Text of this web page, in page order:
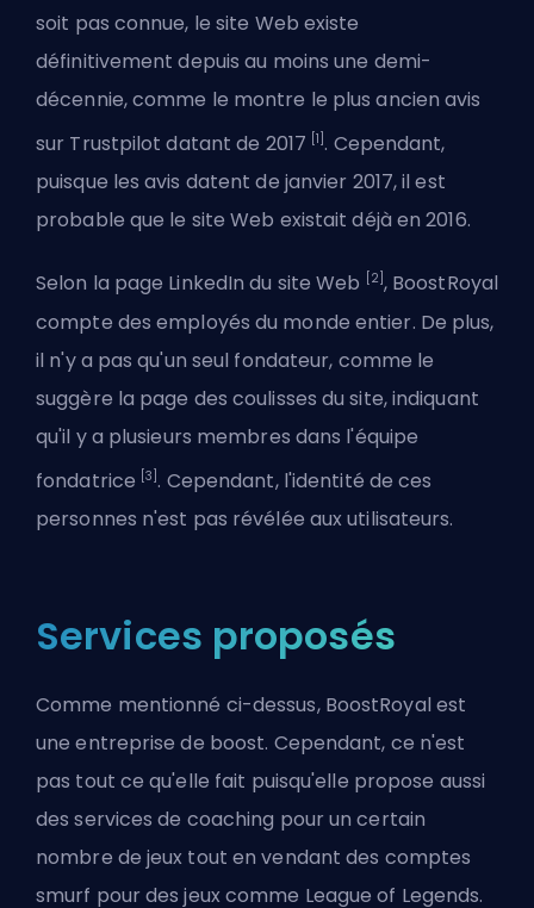
soit pas connue, le site Web existe
définitivement depuis au moins une demi-
décennie, comme le montre le plus ancien avis
sur Trustpilot datant de 2017 [1] . Cependant,
puisque les avis datent de janvier 2017, il est
probable que le site Web existait déjà en 2016.
Selon la page LinkedIn du site Web [2] , BoostRoyal
compte des employés du monde entier. De plus,
il n'y a pas qu'un seul fondateur, comme le
suggère la page des coulisses du site, indiquant
qu'il y a plusieurs membres dans l'équipe
fondatrice [3] . Cependant, l'identité de ces
personnes n'est pas révélée aux utilisateurs.
Services proposés
Comme mentionné ci-dessus, BoostRoyal est
une entreprise de boost. Cependant, ce n'est
pas tout ce qu'elle fait puisqu'elle propose aussi
des services de coaching pour un certain
nombre de jeux tout en vendant des comptes
smurf pour des jeux comme League of Legends.